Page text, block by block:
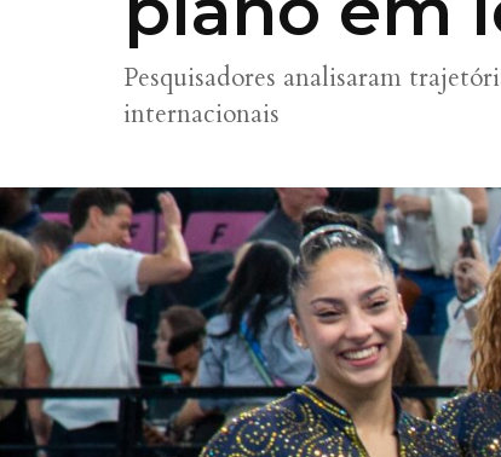
Pesquisadores analisaram
internacionais